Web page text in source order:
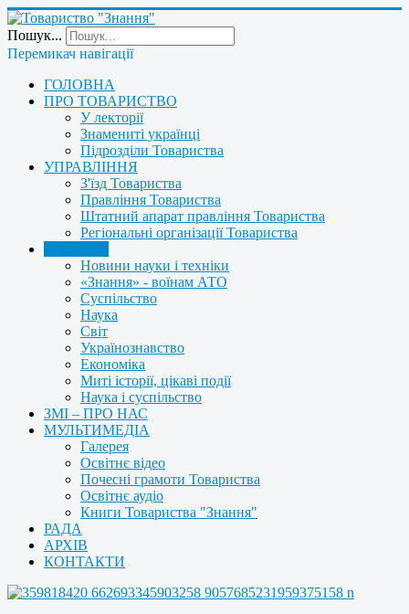
Пошук...
Перемикач навігації
ГОЛОВНА
ПРО ТОВАРИСТВО
У лекторії
Знамениті українці
Підрозділи Товариства
УПРАВЛІННЯ
З'їзд Товариства
Правління Товариства
Штатний апарат правління Товариства
Регіональні організації Товариства
Новини науки і техніки
«Знання» - воїнам АТО
Суспільство
Наука
Світ
Українознавство
Економіка
Миті історії, цікаві події
Наука і суспільство
ЗМІ – ПРО НАС
МУЛЬТИМЕДІА
Галерея
Освітнє відео
Почесні грамоти Товариства
Освітнє аудіо
Книги Товариства "Знання"
РАДА
АРХІВ
КОНТАКТИ